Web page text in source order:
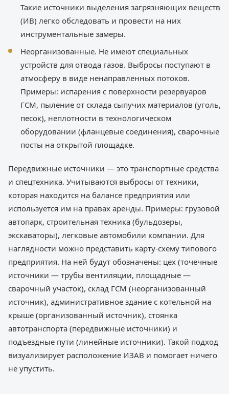
Такие источники выделения загрязняющих веществ
(ИВ) легко обследовать и провести на них
инструментальные замеры.
Неорганизованные. Не имеют специальных
устройств для отвода газов. Выбросы поступают в
атмосферу в виде ненаправленных потоков.
Примеры: испарения с поверхности резервуаров
ГСМ, пыление от склада сыпучих материалов (уголь,
песок), неплотности в технологическом
оборудовании (фланцевые соединения), сварочные
посты на открытой площадке.
Передвижные источники — это транспортные средства
и спецтехника. Учитываются выбросы от техники,
которая находится на балансе предприятия или
используется им на правах аренды. Примеры: грузовой
автопарк, строительная техника (бульдозеры,
экскаваторы), легковые автомобили компании. Для
наглядности можно представить карту-схему типового
предприятия. На ней будут обозначены: цех (точечные
источники — трубы вентиляции, площадные —
сварочный участок), склад ГСМ (неорганизованный
источник), административное здание с котельной на
крыше (организованный источник), стоянка
автотранспорта (передвижные источники) и
подъездные пути (линейные источники). Такой подход
визуализирует расположение ИЗАВ и помогает ничего
не упустить.